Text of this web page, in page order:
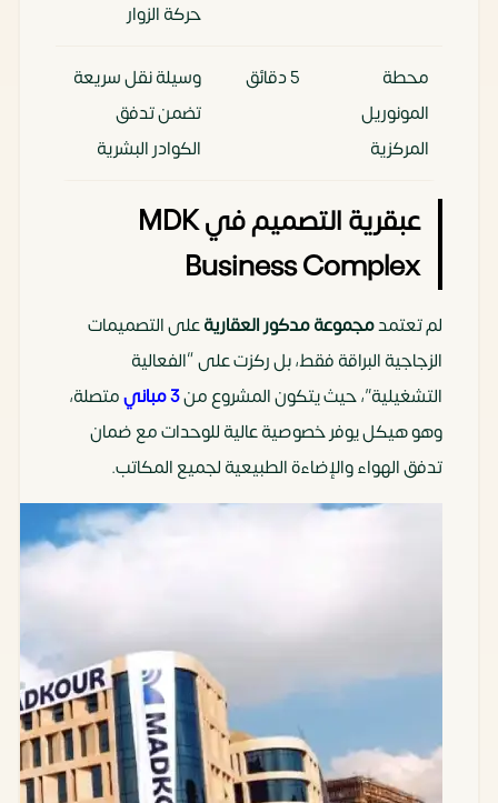
حركة الزوار
محطة
المونوريل
المركزية
5 دقائق
وسيلة نقل سريعة
تضمن تدفق
الكوادر البشرية
عبقرية التصميم في MDK
Business Complex
لم تعتمدمجموعة مدكور العقاريةعلى التصميمات
الزجاجية البراقة فقط، بل ركزت على “الفعالية
التشغيلية”، حيث يتكون المشروع من3 مباني
متصلة،
وهو هيكل يوفر خصوصية عالية للوحدات مع ضمان
تدفق الهواء والإضاءة الطبيعية لجميع المكاتب.